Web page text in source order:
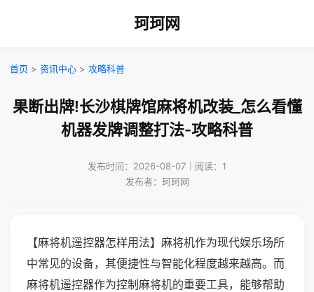
珂珂网
首页 > 资讯中心 > 攻略科普
果断出牌!长沙棋牌馆麻将机改装_怎么看懂
机器发牌调整打法-攻略科普
发布时间：2026-08-07｜阅读：1
发布者：珂珂网
【麻将机遥控器怎样用法】麻将机作为现代娱乐场所
中常见的设备，其便捷性与智能化程度越来越高。而
麻将机遥控器作为控制麻将机的重要工具，能够帮助